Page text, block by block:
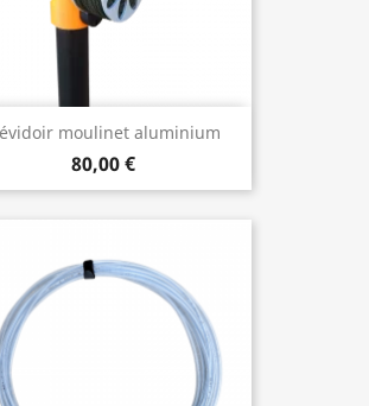
moulinet aluminium
80,00 €